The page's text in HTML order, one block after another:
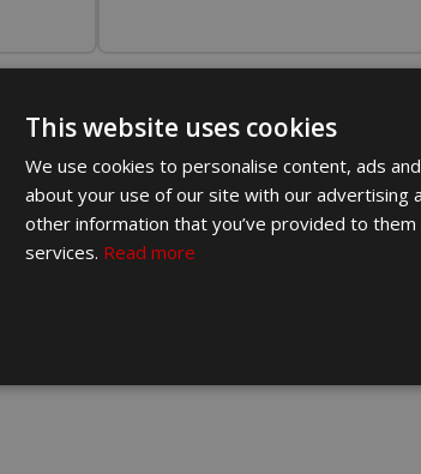
Bez nowego
Nasze podejście jest stworzone dla
This website uses cookies
We use cookies to personalise content, ads
about your use of our site with our advertising
other information that you’ve provided to
services. Read more